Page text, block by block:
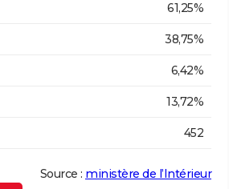
61,25%
38,75%
6,42%
13,72%
452
Source : ministère de l’Intérieur